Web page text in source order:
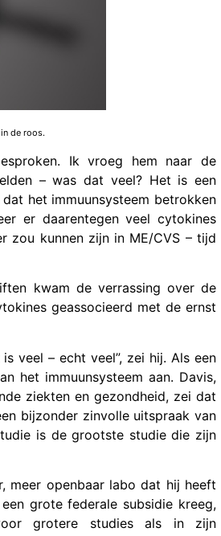
de roos.
Ik vroeg hem naar de
– was dat veel? Het is een
het immuunsysteem betrokken
er daarentegen veel cytokines
zou kunnen zijn in ME/CVS – tijd
kwam de verrassing over de
geassocieerd met de ernst
veel – echt veel”, zei hij. Als een
het immuunsysteem aan. Davis,
ziekten en gezondheid, zei dat
bijzonder zinvolle uitspraak van
is de grootste studie die zijn
meer openbaar labo dat hij heeft
grote federale subsidie kreeg,
grotere studies als in zijn